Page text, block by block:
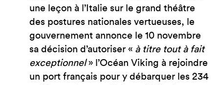
une leçon à l’Italie sur le grand théâtre
des postures nationales vertueuses, le
gouvernement annonce le 10 novembre
sa décision d’autoriser « à titre tout à fait
exceptionnel» l’Océan Viking à rejoindre
un port français pour y débarquer les 234